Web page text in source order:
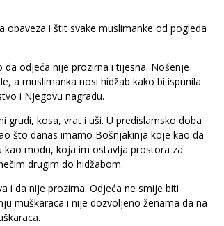
i štit svake muslimanke od pogleda
odjeća nije prozirna i tijesna. Nošenje
a muslimanka nosi hidžab kako bi ispunila
i Njegovu nagradu.
grudi, kosa, vrat i uši. U predislamsko doba
što danas imamo Bošnjakinja koje kao da
kao modu, koja im ostavlja prostora za
drugim do hidžabom.
i da nije prozirna. Odjeća ne smije biti
muškaraca i nije dozvoljeno ženama da na